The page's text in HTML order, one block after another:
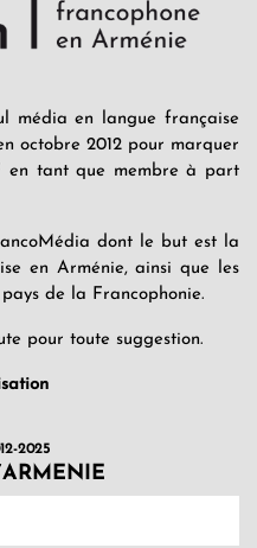
média en langue française
octobre 2012 pour marquer
en tant que membre à part
dont le but est la
en Arménie, ainsi que les
de la Francophonie.
pour toute suggestion.
2025